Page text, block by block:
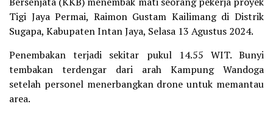
Tigi Jaya Permai, Raimon Gustam Kailimang di Distrik
Sugapa, Kabupaten Intan Jaya, Selasa 13 Agustus 2024.
Penembakan terjadi sekitar pukul 14.55 WIT. Bunyi
tembakan terdengar dari arah Kampung Wandoga
setelah personel menerbangkan drone untuk memantau
area.